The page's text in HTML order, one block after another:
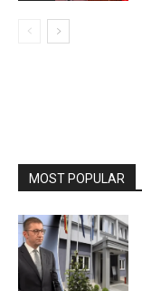
MOST POPULAR